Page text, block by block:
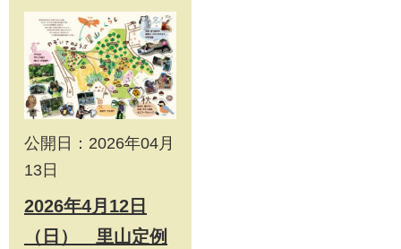
公開日：2026年04月
13日
2026年4月12日
（日） 里山定例